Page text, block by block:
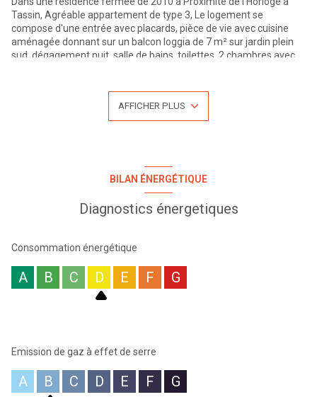
Tassin, Agréable appartement de type 3, Le logement se
compose d'une entrée avec placards, pièce de vie avec cuisine
aménagée donnant sur un balcon loggia de 7 m² sur jardin plein
sud, dégagement nuit, salle de bains, toilettes, 2 chambres avec
Charges annuelles 1305 €.
Appartement loué 685 €/mois jusqu'au 14/06/2021.
Pour plus d'informations ou une visite n'hésitez pas à nous
annonces sur notre site www.lyonextramuros.com
Les honoraires d'agence sont intégralement à la charge du
AFFICHER PLUS
BILAN ÉNERGÉTIQUE
Diagnostics énergetiques
Consommation énergétique
A B C D E F G
Emission de gaz à effet de serre
A B C D E F G